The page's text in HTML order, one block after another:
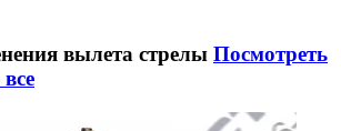
вылета стрелы Посмотреть